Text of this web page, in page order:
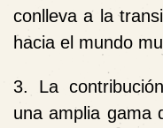
conlleva a la
hacia el mundo
3. La
una amplia gama